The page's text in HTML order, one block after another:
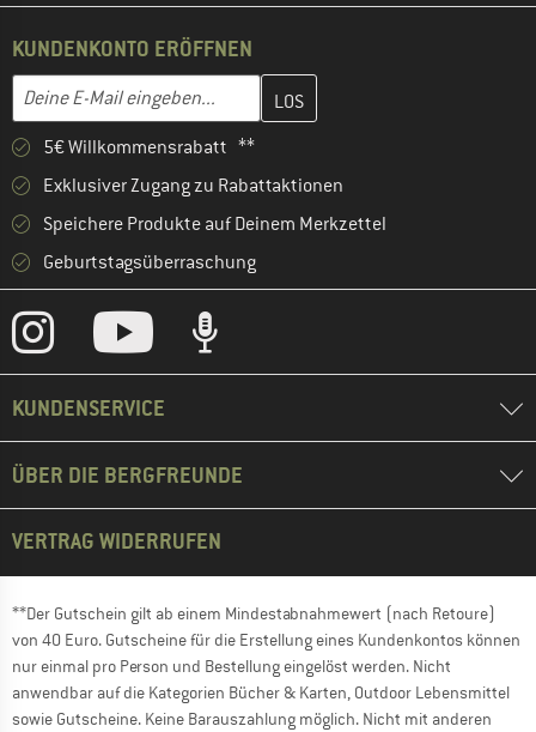
KUNDENKONTO ERÖFFNEN
E-Mail-Adresse
Gib hier deine E-Mail-Adresse ein und erstelle im nächsten
5€ Willkommensrabatt **
Exklusiver Zugang zu Rabattaktionen
Speichere Produkte auf Deinem Merkzettel
Geburtstagsüberraschung
KUNDENSERVICE
ÜBER DIE BERGFREUNDE
VERTRAG WIDERRUFEN
**Der Gutschein gilt ab einem Mindestabnahmewert (nach Retoure)
von 40 Euro. Gutscheine für die Erstellung eines Kundenkontos können
nur einmal pro Person und Bestellung eingelöst werden. Nicht
anwendbar auf die Kategorien Bücher & Karten, Outdoor Lebensmittel
sowie Gutscheine. Keine Barauszahlung möglich. Nicht mit anderen